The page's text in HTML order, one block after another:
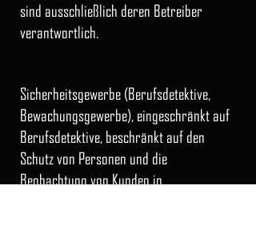
sind ausschließlich deren Betreiber
verantwortlich.
Sicherheitsgewerbe (Berufsdetektive,
Bewachungsgewerbe), eingeschränkt auf
Berufsdetektive, beschränkt auf den
Schutz von Personen und die
Beobachtung von Kunden in